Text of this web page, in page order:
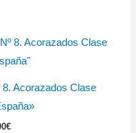
8. Acorazados Clase
€